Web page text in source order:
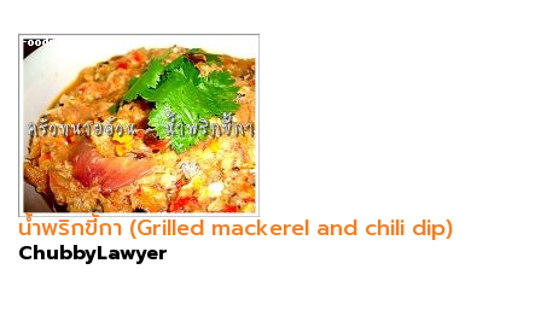
น้ำพริกขี้กา (Grilled mackerel and chili dip)
ChubbyLawyer